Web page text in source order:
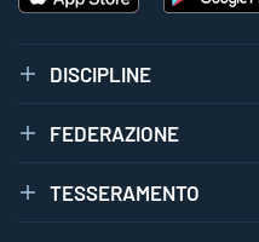
DISCIPLINE
FEDERAZIONE
TESSERAMENTO